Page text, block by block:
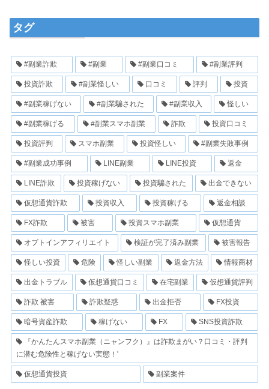
タグ
#副業詐欺 #副業 #副業口コミ #副業評判
投資詐欺 #副業怪しい 口コミ 評判 投資
#副業稼げない #副業騙された #副業収入 怪しい
#副業稼げる #副業スマホ副業 詐欺 投資口コミ
投資評判 スマホ副業 投資怪しい #副業失敗事例
#副業成功事例 LINE副業 LINE投資 返金
LINE詐欺 投資稼げない 投資騙された 出金できない
仮想通貨詐欺 投資収入 投資稼げる 返金相談
FX詐欺 被害 投資スマホ副業 仮想通貨
オプトインアフィリエイト 検証が完了済み副業 被害報告
怪しい投資 危険 怪しい副業 返金方法 情報商材
出金トラブル 仮想通貨口コミ 在宅副業 仮想通貨評判
詐欺 被害 詐欺疑惑 出金拒否 FX投資
暗号資産詐欺 稼げない FX SNS投資詐欺
『かんたんスマホ副業（ニャンフク）』は詐欺まがい？口コミ・評判
に潜む危険性と稼げない実態！'
仮想通貨投資 副業案件